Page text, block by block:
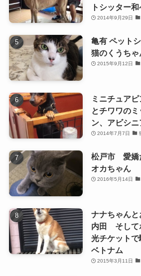
トシッター
2014年9月29日
亀有 ペット
猫のくうちゃ
2015年9月12日
ミニチュア
とチワワの
ン、アビシ
2014年7月7日
松戸市 愛嬌
オカちゃん
2016年5月14日
ナナちゃん
内田 そして
光チケット
ベトナム
2015年3月11日